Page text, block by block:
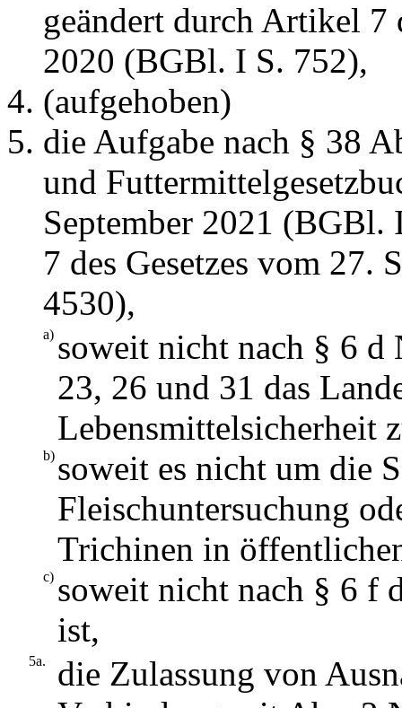
geändert durch Artikel
2020 (BGBl. I S. 752),
(aufgehoben)
die Aufgabe nach § 38
und
September 2021
7 des Gesetzes vom 27.
4530),
a) soweit nicht nach § 6
23, 26 und 31 das
Lebensmittelsicherheit
b) soweit es nicht um die
Fleischuntersuchung
Trichinen in
c) soweit nicht nach § 6 f
ist,
5a.
die Zulassung von